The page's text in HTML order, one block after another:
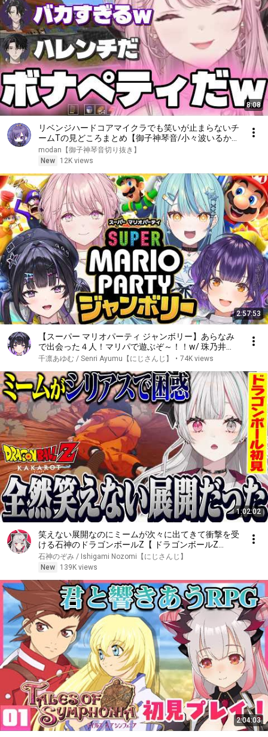
8:08
リベンジハードコアマイクラでも笑いが止まらないチ
ームTの見どころまとめ【御子神琴音/小々波いるか/
塚原大地/男虎】
modan【御子神琴音切り抜き】
New
12K views
2:57:53
【スーパー マリオパーティ ジャンボリー】あらなみ
で出会った４人！マリパで遊ぶぞ～！！w/ 珠乃井ナ
ナ先輩 七瀬すず菜先輩 御子神琴音 【にじさんじ /
千凛あゆむ / Senri Ayumu【にじさんじ】 • 74K views
1:02:02
笑えない展開なのにミームが次々に出てきて衝撃を受
ける石神のドラゴンボールZ【 ドラゴンボールZ
KAKAROT / 石神のぞみ #石神のぞみ切り抜き 】
石神のぞみ / Ishigami Nozomi【にじさんじ】
New
139K views
2:04:03